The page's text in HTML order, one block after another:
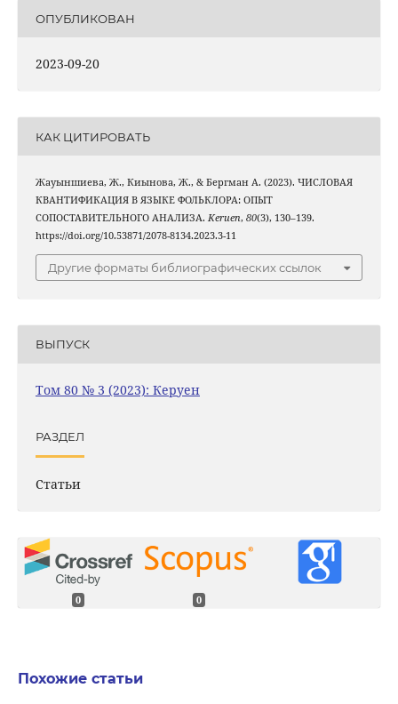
ОПУБЛИКОВАН
2023-09-20
КАК ЦИТИРОВАТЬ
Жауыншиева, Ж., Киынова, Ж., & Бергман A. (2023). ЧИСЛОВАЯ
КВАНТИФИКАЦИЯ В ЯЗЫКЕ ФОЛЬКЛОРА: ОПЫТ
СОПОСТАВИТЕЛЬНОГО АНАЛИЗА. Keruen, 80(3), 130–139.
https://doi.org/10.53871/2078-8134.2023.3-11
Другие форматы библиографических ссылок
ВЫПУСК
Том 80 № 3 (2023): Керуен
РАЗДЕЛ
Статьи
0 0
Похожие статьи